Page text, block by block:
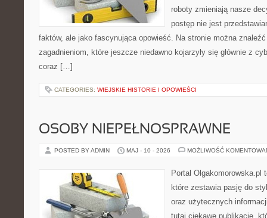
roboty zmieniają nasze
postęp nie jest
faktów, ale jako fascynująca opowieść. Na stronie można znaleźć
zagadnieniom, które jeszcze niedawno kojarzyły się głównie z
coraz […]
CATEGORIES: WIEJSKIE HISTORIE I OPOWIEŚCI
OSOBY NIEPEŁNOSPRAWNE
POSTED BY ADMIN MAJ - 10 - 2026 MOŻLIWOŚĆ
Portal Olgakomorowska.pl
które zestawia pasję do
oraz użytecznych
tutaj ciekawe publikacje,